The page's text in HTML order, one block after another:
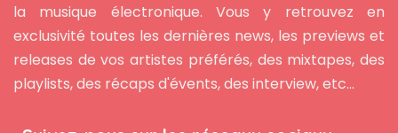
la musique électronique. Vous y retrouvez en
exclusivité toutes les dernières news, les previews et
releases de vos artistes préférés, des mixtapes, des
playlists, des récaps d'évents, des interview, etc...